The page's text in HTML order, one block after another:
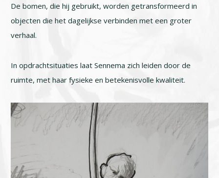
De bomen, die hij gebruikt, worden getransformeerd in
objecten die het dagelijkse verbinden met een groter
verhaal.
In opdrachtsituaties laat Sennema zich leiden door de
ruimte, met haar fysieke en betekenisvolle kwaliteit.